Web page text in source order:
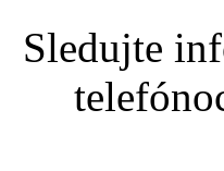
Sledujte